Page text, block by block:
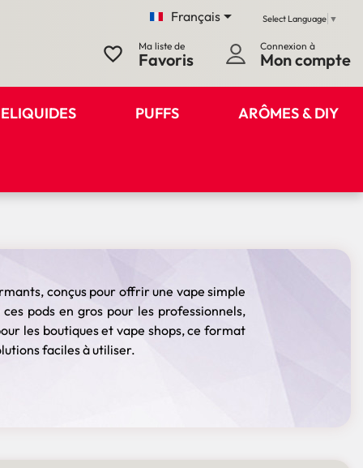
Français Select Language ▼
favorite_border Ma liste de
Favoris
Connexion à
Mon compte
ELIQUIDES PUFFS ARÔMES & DIY
conçus pour offrir une vape simple
pods en gros pour les professionnels,
les boutiques et vape shops, ce format
faciles à utiliser.